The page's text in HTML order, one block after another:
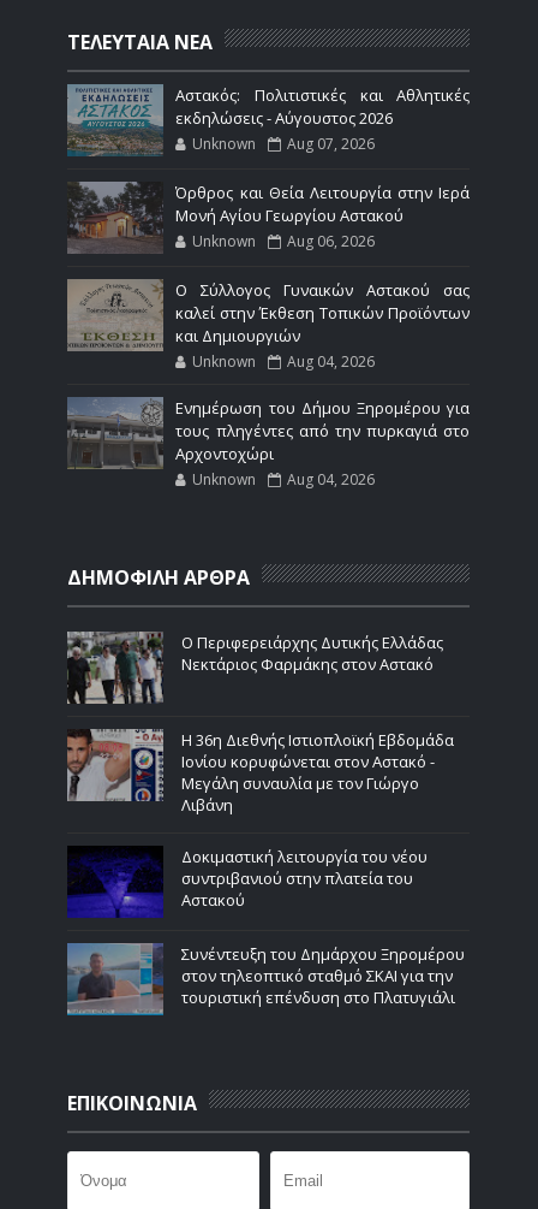
ΤΕΛΕΥΤΑΙΑ ΝΕΑ
Αστακός: Πολιτιστικές και Αθλητικές
εκδηλώσεις - Αύγουστος 2026
Unknown Aug 07, 2026
Όρθρος και Θεία Λειτουργία στην Ιερά
Μονή Αγίου Γεωργίου Αστακού
Unknown Aug 06, 2026
Ο Σύλλογος Γυναικών Αστακού σας
καλεί στην Έκθεση Τοπικών Προϊόντων
και Δημιουργιών
Unknown Aug 04, 2026
Ενημέρωση του Δήμου Ξηρομέρου για
τους πληγέντες από την πυρκαγιά στο
Αρχοντοχώρι
Unknown Aug 04, 2026
ΔΗΜΟΦΙΛΗ ΑΡΘΡΑ
Ο Περιφερειάρχης Δυτικής Ελλάδας
Νεκτάριος Φαρμάκης στον Αστακό
Η 36η Διεθνής Ιστιοπλοϊκή Εβδομάδα
Ιονίου κορυφώνεται στον Αστακό -
Μεγάλη συναυλία με τον Γιώργο
Λιβάνη
Δοκιμαστική λειτουργία του νέου
συντριβανιού στην πλατεία του
Αστακού
Συνέντευξη του Δημάρχου Ξηρομέρου
στον τηλεοπτικό σταθμό ΣΚΑΙ για την
τουριστική επένδυση στο Πλατυγιάλι
ΕΠΙΚΟΙΝΩΝΙΑ